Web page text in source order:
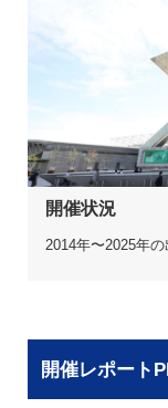
開催状況
2014年〜2025年の
開催レポート